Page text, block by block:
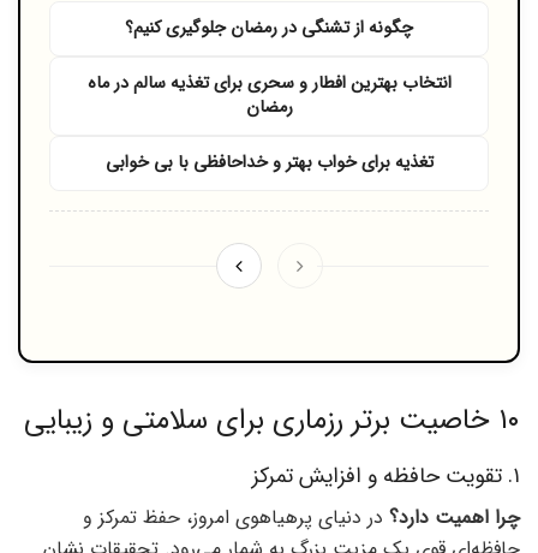
چگونه از تشنگی در رمضان جلوگیری کنیم؟
انتخاب بهترین افطار و سحری برای تغذیه سالم در ماه
رمضان
تغذیه برای خواب بهتر و خداحافظی با بی‌ خوابی
۱۰ خاصیت برتر رزماری برای سلامتی و زیبایی
۱. تقویت حافظه و افزایش تمرکز
چرا اهمیت دارد؟ در دنیای پرهیاهوی امروز، حفظ تمرکز و